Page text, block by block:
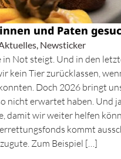
und Paten
Newsticker
in Not steigt. Und in den
kein Tier zurücklassen,
Doch 2026 bringt
nicht erwartet haben. Und
damit wir weiter helfen
kommt
Zum Beispiel […]